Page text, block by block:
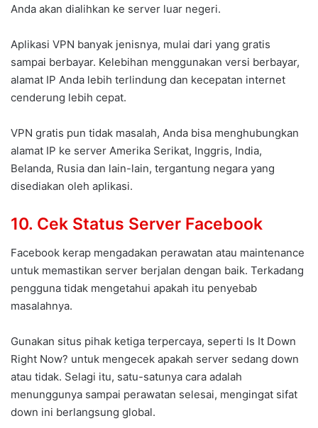
Anda akan dialihkan ke server luar negeri.
Aplikasi VPN banyak jenisnya, mulai dari yang gratis
sampai berbayar. Kelebihan menggunakan versi berbayar,
alamat IP Anda lebih terlindung dan kecepatan internet
cenderung lebih cepat.
VPN gratis pun tidak masalah, Anda bisa menghubungkan
alamat IP ke server Amerika Serikat, Inggris, India,
Belanda, Rusia dan lain-lain, tergantung negara yang
disediakan oleh aplikasi.
10. Cek Status Server Facebook
Facebook kerap mengadakan perawatan atau maintenance
untuk memastikan server berjalan dengan baik. Terkadang
pengguna tidak mengetahui apakah itu penyebab
masalahnya.
Gunakan situs pihak ketiga terpercaya, seperti Is It Down
Right Now? untuk mengecek apakah server sedang down
atau tidak. Selagi itu, satu-satunya cara adalah
menunggunya sampai perawatan selesai, mengingat sifat
down ini berlangsung global.